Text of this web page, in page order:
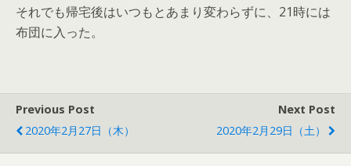
それでも帰宅後はいつもとあまり変わらずに、21時には
布団に入った。
Previous Post
2020年2月27日（木）
Next Post
2020年2月29日（土）